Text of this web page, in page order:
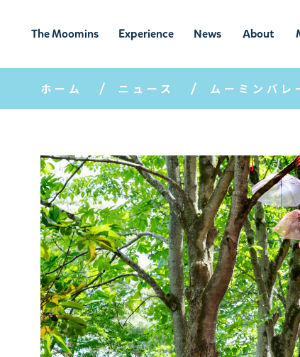
The Moomins
ムーミンの
世界
Experience
ムーミンの世
界を楽しむ
News
ニュ
ース
About
ムーミン
について
ホーム ニュース ムーミンバレ